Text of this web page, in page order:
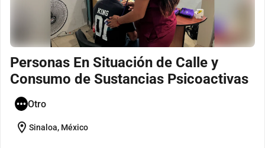
Personas En Situación de Calle y
Consumo de Sustancias Psicoactivas
Otro
location_on Sinaloa, México